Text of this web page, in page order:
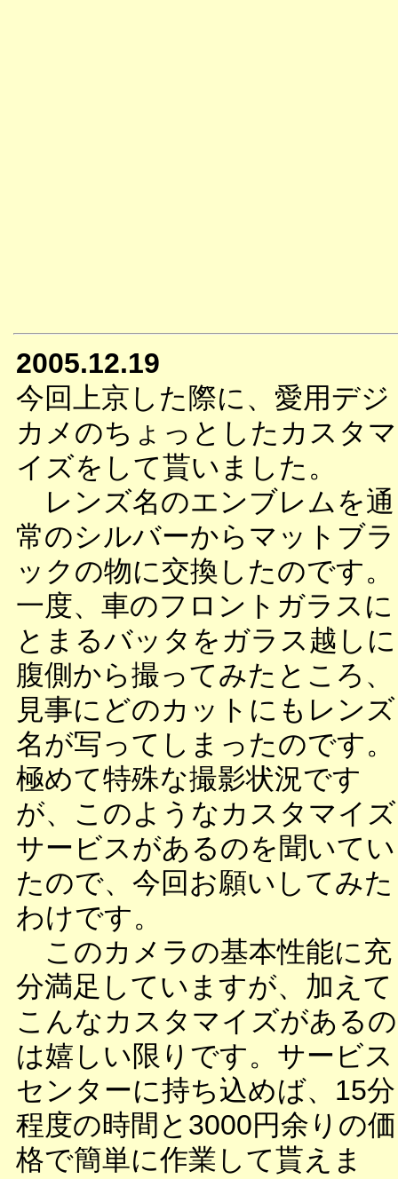
2005.12.19
今回上京した際に、愛用デジ
カメのちょっとしたカスタマ
イズをして貰いました。
レンズ名のエンブレムを通
常のシルバーからマットブラ
ックの物に交換したのです。
一度、車のフロントガラスに
とまるバッタをガラス越しに
腹側から撮ってみたところ、
見事にどのカットにもレンズ
名が写ってしまったのです。
極めて特殊な撮影状況です
が、このようなカスタマイズ
サービスがあるのを聞いてい
たので、今回お願いしてみた
わけです。
このカメラの基本性能に充
分満足していますが、加えて
こんなカスタマイズがあるの
は嬉しい限りです。サービス
センターに持ち込めば、15分
程度の時間と3000円余りの価
格で簡単に作業して貰えま